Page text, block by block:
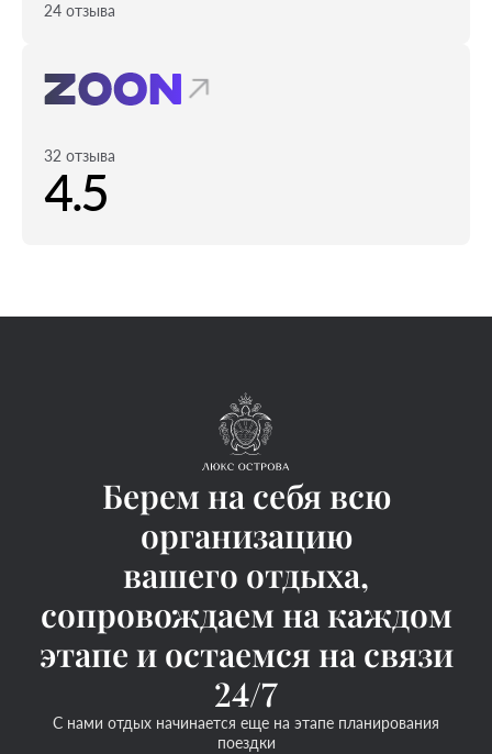
24 отзыва
32 отзыва
4.5
Берем на себя всю
организацию
вашего отдыха,
сопровождаем на каждом
этапе и остаемся на связи
24/7
С нами отдых начинается еще на этапе планирования
поездки